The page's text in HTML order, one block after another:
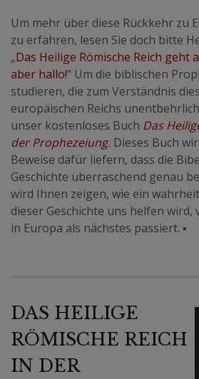
Um mehr über diese Rückkehr zu
zu erfahren, lesen Sie doch bitte
„Das Heilige Römische Reich geht
aber hallo!“ Um die biblischen
studieren, die zum Verständnis
europäischen Reichs
unser kostenloses Buch Das
der Prophezeiung. Dieses Buch
Beweise dafür liefern, dass die
Geschichte überraschend genau
wird Ihnen zeigen, wie ein
dieser Geschichte uns helfen wird,
in Europa als nächstes passiert. ▪
DAS HEILIGE
RÖMISCHE REICH
IN DER